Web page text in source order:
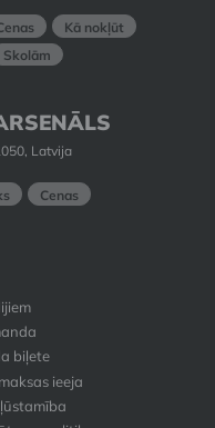
Kā nokļūt
Skolām
Latvija
Cenas
biļete
ieeja